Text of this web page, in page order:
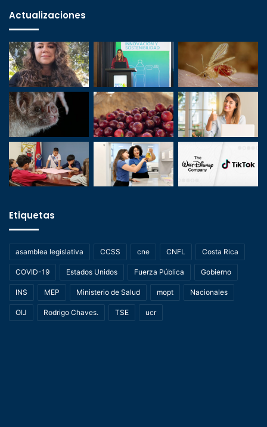
Actualizaciones
Etiquetas
asamblea legislativa CCSS cne CNFL Costa Rica
COVID-19 Estados Unidos Fuerza Pública Gobierno
INS MEP Ministerio de Salud mopt Nacionales
OIJ Rodrigo Chaves. TSE ucr